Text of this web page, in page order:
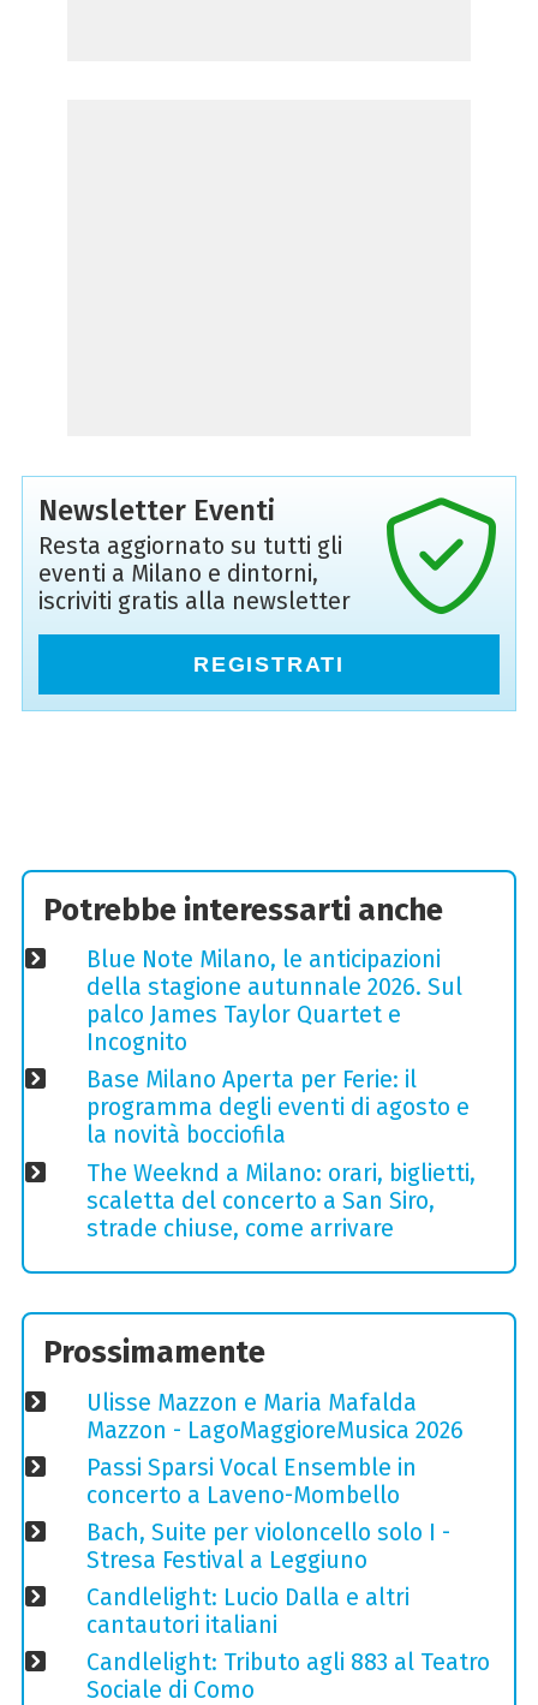
Newsletter Eventi
Resta aggiornato su tutti gli
eventi a Milano e dintorni,
iscriviti gratis alla newsletter
REGISTRATI
Potrebbe interessarti anche
Blue Note Milano, le anticipazioni
della stagione autunnale 2026. Sul
palco James Taylor Quartet e
Incognito
Base Milano Aperta per Ferie: il
programma degli eventi di agosto e
la novità bocciofila
The Weeknd a Milano: orari, biglietti,
scaletta del concerto a San Siro,
strade chiuse, come arrivare
Prossimamente
Ulisse Mazzon e Maria Mafalda
Mazzon - LagoMaggioreMusica 2026
Passi Sparsi Vocal Ensemble in
concerto a Laveno-Mombello
Bach, Suite per violoncello solo I -
Stresa Festival a Leggiuno
Candlelight: Lucio Dalla e altri
cantautori italiani
Candlelight: Tributo agli 883 al Teatro
Sociale di Como